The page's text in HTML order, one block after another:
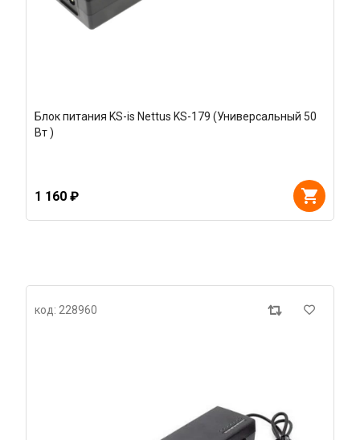
Блок питания KS-is Nettus KS-179 (Универсальный 50
Вт )
1 160 ₽
код: 228960